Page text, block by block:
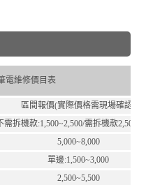
電維修價目表
區間報價(實際價格需現場確認)
需拆機款:1,500~2,500/需拆機款
5,000~8,000
單邊:1,500~3,000
2,500~5,500